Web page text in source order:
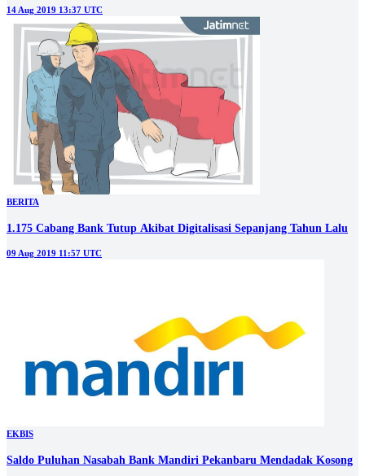
14 Aug 2019 13:37 UTC
BERITA
1.175 Cabang Bank Tutup Akibat Digitalisasi Sepanjang Tahun Lalu
09 Aug 2019 11:57 UTC
EKBIS
Saldo Puluhan Nasabah Bank Mandiri Pekanbaru Mendadak Kosong